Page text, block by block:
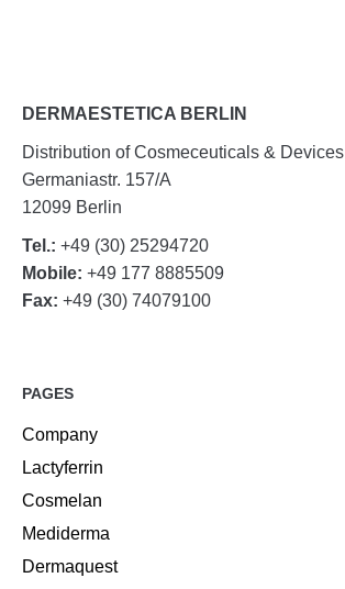
DERMAESTETICA BERLIN
Distribution of Cosmeceuticals & Devices
Germaniastr. 157/A
12099 Berlin
Tel.: +49 (30) 25294720
Mobile: +49 177 8885509
Fax: +49 (30) 74079100
PAGES
Company
Lactyferrin
Cosmelan
Mediderma
Dermaquest